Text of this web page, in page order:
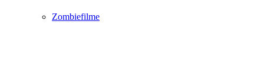
Zombiefilme